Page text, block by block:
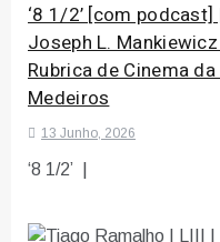
‘8 1/2’ [com
Joseph L.
Rubrica de Cinema
Medeiros
13 Junho, 2026
‘8 1/2’ |